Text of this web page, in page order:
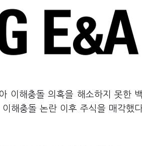
이해충돌 의혹을 해소하지 못한
해충돌 논란 이후 주식을 매각했